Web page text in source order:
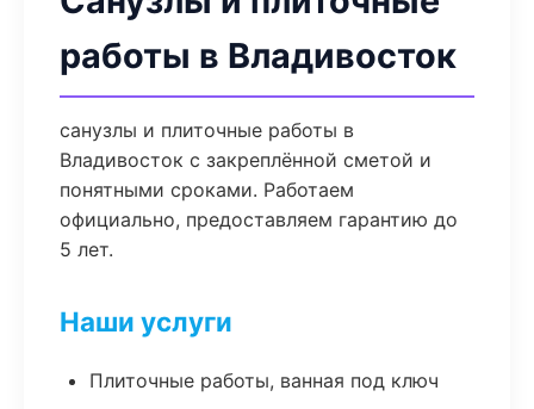
работы в Владивосток
санузлы и плиточные работы в
Владивосток с закреплённой сметой и
понятными сроками. Работаем
официально, предоставляем гарантию до
5 лет.
Наши услуги
Плиточные работы, ванная под ключ